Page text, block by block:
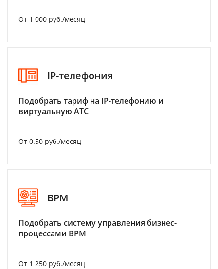
От 1 000 руб./месяц
IP-телефония
Подобрать тариф на IP-телефонию и
виртуальную АТС
От 0.50 руб./месяц
BPM
Подобрать систему управления бизнес-
процессами BPM
От 1 250 руб./месяц